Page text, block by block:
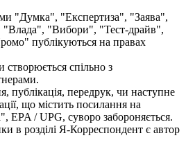
"Думка", "Експертиза", "Заява",
"Влада", "Вибори", "Тест-драйв",
публікуються на правах
створюється спільно з
публікація, передрук, чи наступне
що містить посилання на
EPA / UPG, суворо забороняється.
в розділі Я-Корреспондент є автор